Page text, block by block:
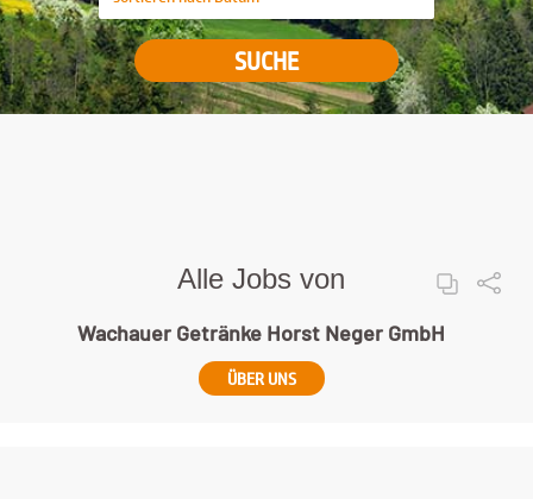
SUCHE
Alle Jobs von
Wachauer Getränke Horst Neger GmbH
ÜBER UNS